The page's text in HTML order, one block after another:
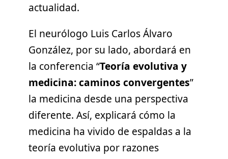
actualidad.
El neurólogo Luis Carlos Álvaro
González, por su lado, abordará en
la conferencia “Teoría evolutiva y
medicina: caminos convergentes”
la medicina desde una perspectiva
diferente. Así, explicará cómo la
medicina ha vivido de espaldas a la
teoría evolutiva por razones